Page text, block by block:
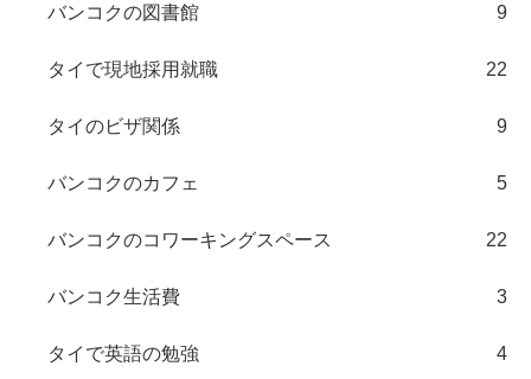
バンコクの図書館 9
タイで現地採用就職 22
タイのビザ関係 9
バンコクのカフェ 5
バンコクのコワーキングスペース 22
バンコク生活費 3
タイで英語の勉強 4